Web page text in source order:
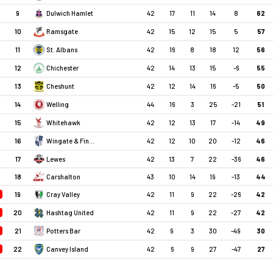
9 Dulwich Hamlet 42 17 11 14 8 62
10 Ramsgate 42 15 12 15 5 57
11 St. Albans 42 16 8 18 12 56
12 Chichester 42 14 13 15 -6 55
13 Cheshunt 42 12 14 16 -5 50
14 Welling 44 16 3 25 -21 51
15 Whitehawk 42 12 13 17 -14 49
16 42 12 10 20 -12 46
17 Lewes 42 13 7 22 -36 46
18 Carshalton 43 10 14 19 -13 44
19 Cray Valley 42 11 9 22 -26 42
20 Hashtag United 42 11 9 22 -27 42
21 Potters Bar 42 9 3 30 -49 30
22 Canvey Island 42 6 9 27 -47 27